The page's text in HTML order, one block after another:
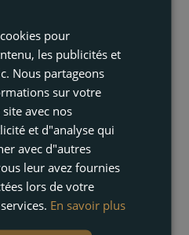
pour
les publicités et
Nous partageons
sur votre
avec nos
et d"analyse qui
avec d"autres
leur avez fournies
lors de votre
En savoir plus